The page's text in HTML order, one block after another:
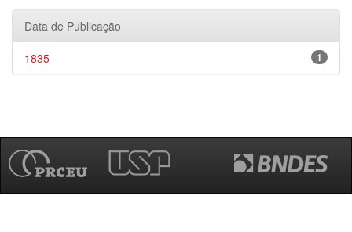
Data de Publicação
1
1835